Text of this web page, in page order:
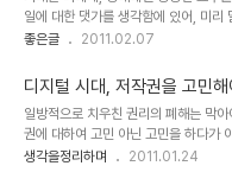
이땅의 정치, 사회적 현실을 바라보며
명한 진보주의자’로의 변신을 시도할
이러한 나의 불행이 이 ..
일에 대한 댓가를 생각함에 있어, 미리
바라는 경향이 있습니다. 어쩌면 이것
대부분입니다. 왜일까요? 이런 것에 대
잠시 과거의 기억을 상기해 보시기 바
과 동일한 결과를 얻은 경우가 더 많으
이라고 해야 할 겁니다. 사실, "기대와
"생각을 어떻게 하느냐의 그 차이에 관
좋은글 2011.02.07
디지털 시대, 저작권을 고민
일방적으로 치우친 권리의 폐해는 막
권에 대하여 고민 아닌 고민을 하다가
떠한 권리가 한쪽으로 치우쳤을 땐 반
생각을정리하며 2011.01.24